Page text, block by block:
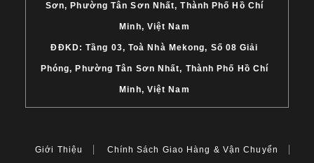
Sơn, Phường Tân Sơn Nhất, Thành Phố Hồ Chí
Minh, Việt Nam
ĐĐKD: Tầng 03, Toà Nhà Mekong, Số 08 Giải
Phóng, Phường Tân Sơn Nhất, Thành Phố Hồ Chí
Minh, Việt Nam
Giới Thiệu Chính Sách Giao Hàng & Vận Chuyển